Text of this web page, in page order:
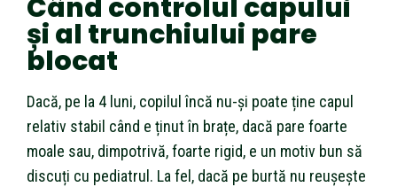
Când controlul capului
și al trunchiului pare
blocat
Dacă, pe la 4 luni, copilul încă nu-și poate ține capul
relativ stabil când e ținut în brațe, dacă pare foarte
moale sau, dimpotrivă, foarte rigid, e un motiv bun să
discuți cu pediatrul. La fel, dacă pe burtă nu reușește